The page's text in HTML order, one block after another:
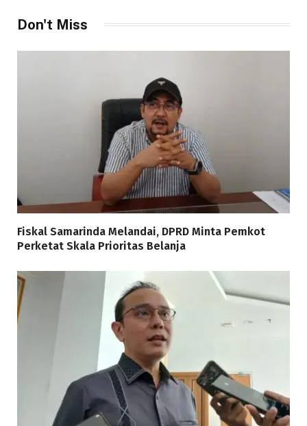
Don't Miss
Fiskal Samarinda Melandai, DPRD Minta Pemkot
Perketat Skala Prioritas Belanja